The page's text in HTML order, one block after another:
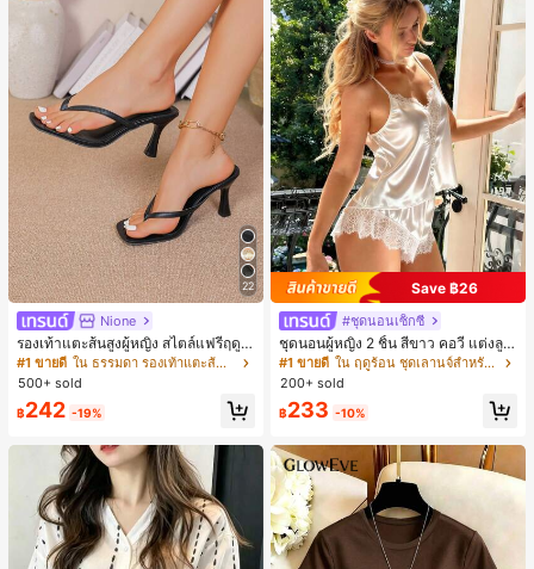
22
Nione
รองเท้าแตะส้นสูงผู้หญิง สไตล์แฟรี่ฤดูร้
อน ส้นบาง แบบคีบ แต่งสายคาดผม รอ
งเท้าแตะชายหาดสำหรับเที่ยวพักผ่อน
แฟชั่นสายไขว้ สำหรับเดทไนท์
#1 ขายดี
ใน ธรรมดา รองเท้าแตะส้นสูงผู้หญิง
500+ sold
฿242 -19%
Save ฿26
#ชุดนอนเซ็กซี่
ชุดนอนผู้หญิง 2 ชิ้น สีขาว คอวี แต่งลูก
ไม้แบบแพตช์เวิร์ก ชุดนอนใส่ในบ้าน
สำหรับเธอ
#1 ขายดี
ใน ฤดูร้อน ชุดเลานจ์สำหรับผู้หญิง
200+ sold
฿233 -10%